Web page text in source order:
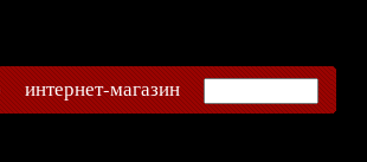
интернет-магазин